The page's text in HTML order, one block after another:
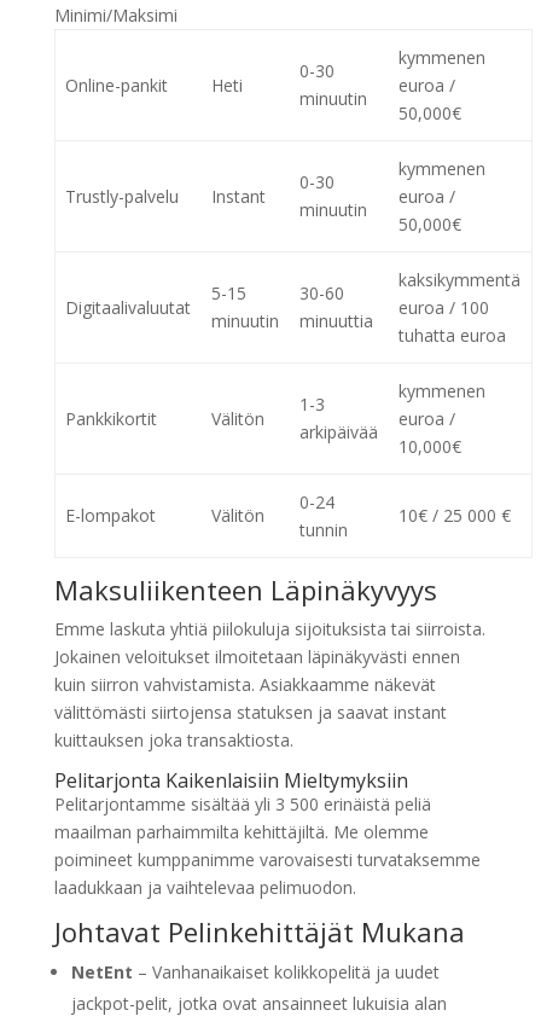
Minimi/Maksimi
Online-pankit Heti
0-30
minuutin
kymmenen
euroa /
50,000€
Trustly-palvelu Instant
0-30
minuutin
kymmenen
euroa /
50,000€
Digitaalivaluutat
5-15
minuutin
30-60
minuuttia
kaksikymmentä
euroa / 100
tuhatta euroa
Pankkikortit Välitön
1-3
arkipäivää
kymmenen
euroa /
10,000€
E-lompakot Välitön
0-24
tunnin
10€ / 25 000 €
Maksuliikenteen Läpinäkyvyys
Emme laskuta yhtiä piilokuluja sijoituksista tai siirroista.
Jokainen veloitukset ilmoitetaan läpinäkyvästi ennen
kuin siirron vahvistamista. Asiakkaamme näkevät
välittömästi siirtojensa statuksen ja saavat instant
kuittauksen joka transaktiosta.
Pelitarjonta Kaikenlaisiin Mieltymyksiin
Pelitarjontamme sisältää yli 3 500 erinäistä peliä
maailman parhaimmilta kehittäjiltä. Me olemme
poimineet kumppanimme varovaisesti turvataksemme
laadukkaan ja vaihtelevaa pelimuodon.
Johtavat Pelinkehittäjät Mukana
NetEnt – Vanhanaikaiset kolikkopelitä ja uudet
jackpot-pelit, jotka ovat ansainneet lukuisia alan